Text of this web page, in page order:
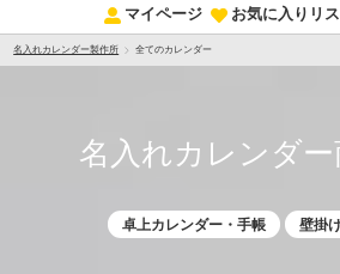
マイページ お気に入りリ
名入れカレンダー製作所 全てのカレンダー
名入れカレンダー
卓上カレンダー・手帳 壁掛